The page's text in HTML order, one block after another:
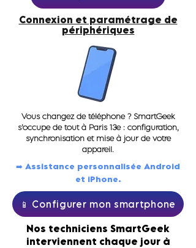
Connexion et paramétrage de
périphériques
Vous changez de téléphone ? SmartGeek
s’occupe de tout à Paris 13e : configuration,
synchronisation et mise à jour de votre
appareil.
➡️ Assistance personnalisée Android
et iPhone.
📱 Configurer mon smartphone
Nos techniciens SmartGeek
interviennent chaque jour à